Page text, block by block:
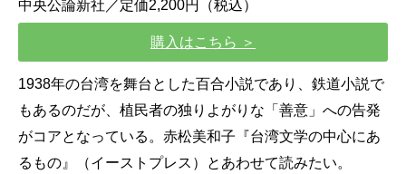
中央公論新社／定価2,200円（税込）
購入はこちら ＞
1938年の台湾を舞台とした百合小説であり、鉄道小説で
もあるのだが、植民者の独りよがりな「善意」への告発
がコアとなっている。赤松美和子『台湾文学の中心にあ
るもの』（イーストプレス）とあわせて読みたい。